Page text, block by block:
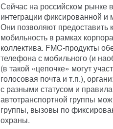
Сейчас на российском рынке
интеграции фиксированной
Они позволяют предоставить
мобильность в рамках
коллектива. FMC-продукты
телефона с мобильного (и
(в такой «цепочке» могут
голосовая почта и т.п.),
с разными статусом и
автотранспортной группы
группы, вызовы по
охраны.